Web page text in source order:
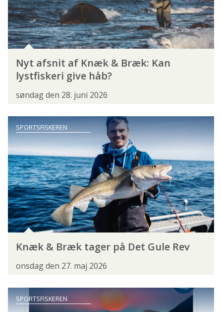
VESTJYLLAND ØSTJYLLAND Å OG BÆK
FISKEFORMER
FLÅDFISKERI GARNFISKERI
HAVNEFISKERI ISFISKERI
KYSTFISKERI LYSTFISKERI
MEDEFISKERI PUT & TAKE
SMÅBÅDSFISKERI SPECIMENFISKERI
SPINNEFISKERI SURFCASTING
TROLLING TROPEFISKERI
TØRFLUEFISKERI UL-FISKERI
FISKEARTER
ABORRE BERGGYLTE
BRASEN BRISLING BROSME
BROWN-BOW BRØDING BÆKLAMPRET
Nyt afsnit af Knæk & Bræk: Kan
lystfiskeri give håb?
søndag den 28. juni 2026
SPORTSFISKEREN
Knæk & Bræk tager på Det Gule Rev
onsdag den 27. maj 2026
SPORTSFISKEREN